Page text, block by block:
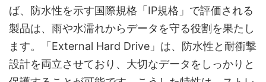
ば、防水性を示す国際規格「IP規格」で評価される
製品は、雨や水濡れからデータを守る役割を果たし
ます。「External Hard Drive」は、防水性と耐衝撃
設計を両立させており、大切なデータをしっかりと